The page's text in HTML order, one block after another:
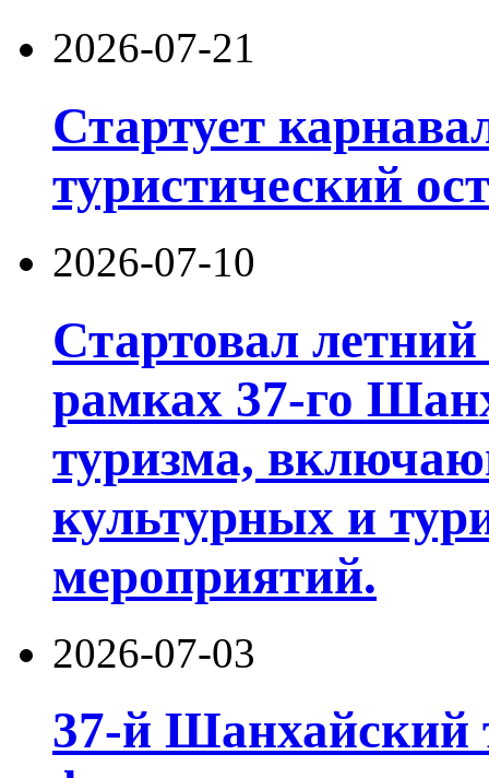
2026-07-21
Стартует
туристический
2026-07-10
Стартовал
рамках 37-го
туризма,
культурных и
мероприятий.
2026-07-03
37-й Шанхайский